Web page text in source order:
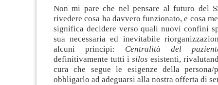
Non mi pare che nel pensare al futuro del
rivedere cosa ha davvero funzionato, e cosa
significa decidere verso quali nuovi confini
sua necessaria ed inevitabile
alcuni principi: Centralità del
definitivamente tutti i silos esistenti,
cura che segue le esigenze della persona/
obbligarlo ad adeguarsi alla nostra offerta di